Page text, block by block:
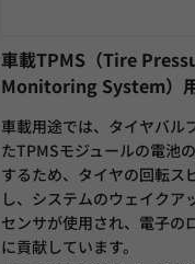
車載TPMS（Tire
Monitoring System）
車載用途では、タイヤバル
たTPMSモジュールの電池
するため、タイヤの回転ス
し、システムのウェイクア
センサが使用され、電子の
に貢献しています。